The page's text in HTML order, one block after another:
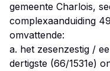
gemeente Charlois,
complexaanduiding
omvattende:
a. het zesenzestig /
dertigste (66/1531e)